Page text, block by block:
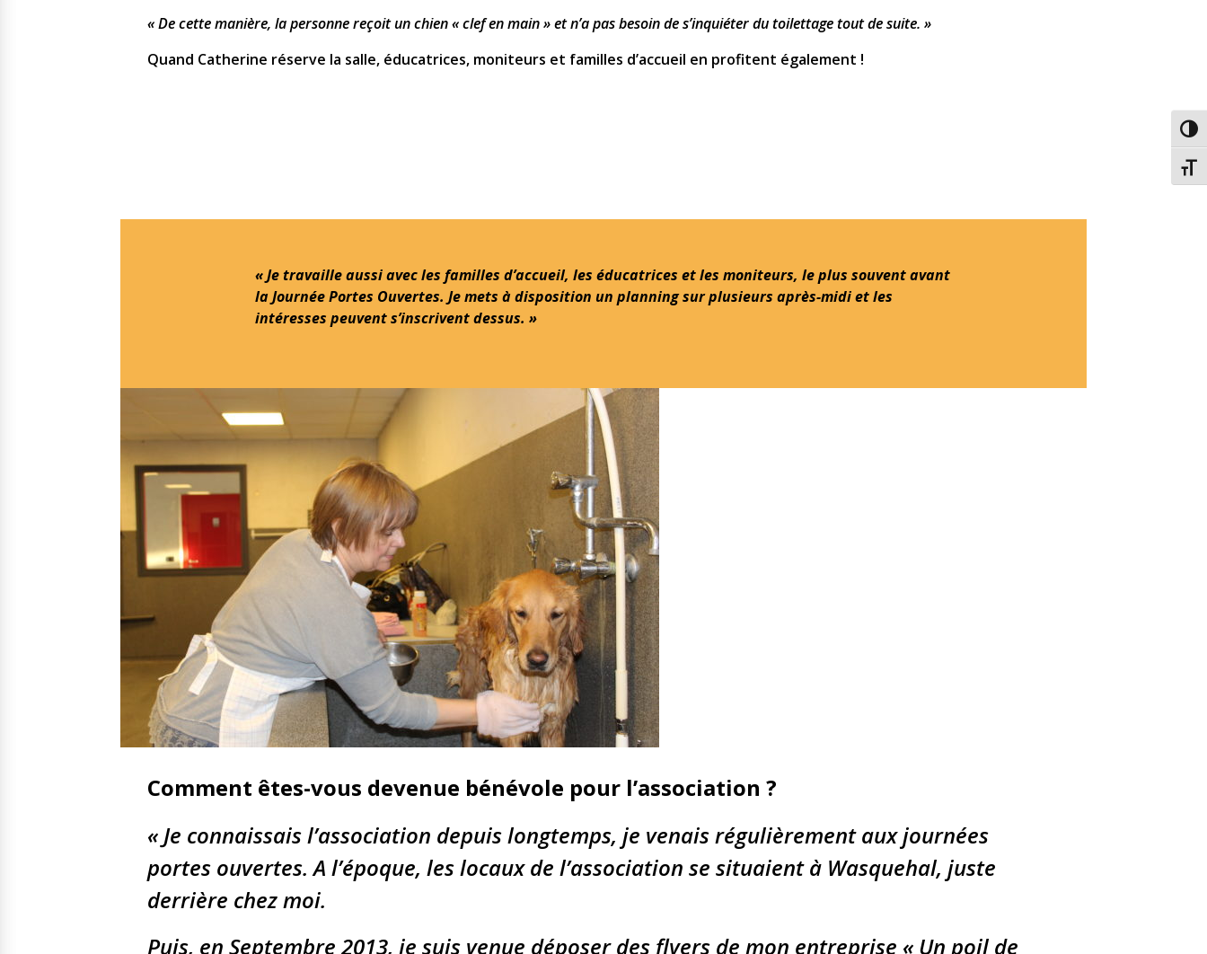
« De cette manière, la personne reçoit un chien « clef en main » et n’a pas besoin de s’inquiéter du toilettage tout de suite. »
Quand Catherine réserve la salle, éducatrices, moniteurs et familles d’accueil en profitent également !
« Je travaille aussi avec les familles d’accueil, les éducatrices et les moniteurs, le plus souvent avant
la Journée Portes Ouvertes. Je mets à disposition un planning sur plusieurs après-midi et les
intéresses peuvent s’inscrivent dessus. »
Comment êtes-vous devenue bénévole pour l’association ?
« Je connaissais l’association depuis longtemps, je venais régulièrement aux journées
portes ouvertes. A l’époque, les locaux de l’association se situaient à Wasquehal, juste
derrière chez moi.
Puis, en Septembre 2013, je suis venue déposer des flyers de mon entreprise « Un poil de